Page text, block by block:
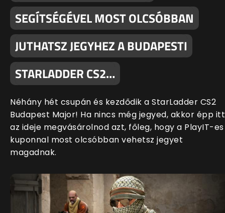
SEGÍTSÉGÉVEL MOST OLCSÓBBAN
JUTHATSZ JEGYHEZ A BUDAPESTI
STARLADDER CS2…
Néhány hét csupán és kezdődik a StarLadder CS2
Budapest Major! Ha nincs még jegyed, akkor épp itt
az ideje megvásárolnod azt, főleg, hogy a PlayIT-es
kuponnal most olcsóbban vehetsz jegyet
magadnak.